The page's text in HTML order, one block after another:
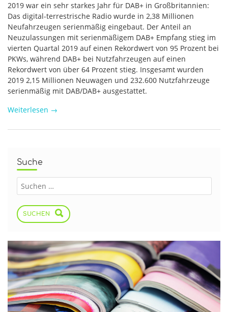
2019 war ein sehr starkes Jahr für DAB+ in Großbritannien:
Das digital-terrestrische Radio wurde in 2,38 Millionen
Neufahrzeugen serienmäßig eingebaut. Der Anteil an
Neuzulassungen mit serienmäßigem DAB+ Empfang stieg im
vierten Quartal 2019 auf einen Rekordwert von 95 Prozent bei
PKWs, während DAB+ bei Nutzfahrzeugen auf einen
Rekordwert von über 64 Prozent stieg. Insgesamt wurden
2019 2,15 Millionen Neuwagen und 232.600 Nutzfahrzeuge
serienmäßig mit DAB/DAB+ ausgestattet.
Weiterlesen →
Suche
SUCHEN